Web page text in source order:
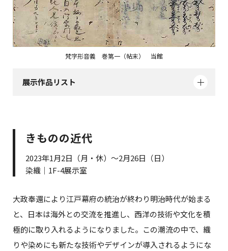
梵字形音義 巻第一（帖末） 当館
展示作品リスト
きものの近代
2023年1月2日（月・休）～2月26日（日）
染織｜1F-4展示室
大政奉還により江戸幕府の統治が終わり明治時代が始まる
と、日本は海外との交流を推進し、西洋の技術や文化を積
極的に取り入れるようになりました。この潮流の中で、織
りや染めにも新たな技術やデザインが導入されるようにな